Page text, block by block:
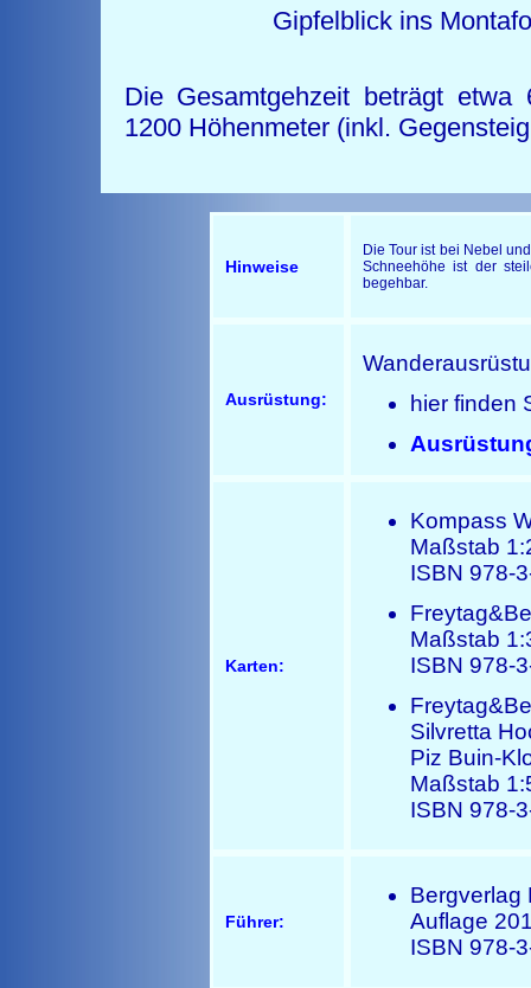
Gipfelblick ins
Die Gesamtgehzeit beträgt
1200 Höhenmeter (inkl.
Hinweise
Die Tour ist bei Nebel
Schneehöhe ist der
begehbar.
Ausrüstung:
hier finden
Karten:
Kompass
Maßstab
ISBN 978-
Maßstab
ISBN 978-
Silvretta
Piz Buin-
Maßstab
ISBN 978-
Führer:
Bergverlag
Auflage
ISBN 978-